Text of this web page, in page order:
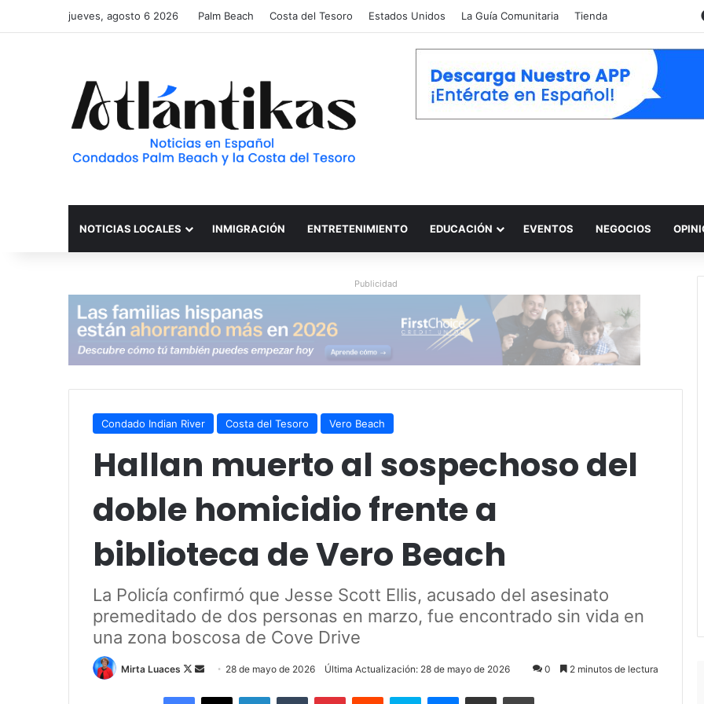
jueves, agosto 6 2026 Palm Beach Costa del Tesoro Estados Unidos La Guía Comunitaria Tienda
NOTICIAS LOCALES INMIGRACIÓN ENTRETENIMIENTO EDUCACIÓN EVENTOS NEGOCIOS
Publicidad
Condado Indian River Costa del Tesoro Vero Beach
Hallan muerto al sospechoso del
doble homicidio frente a
biblioteca de Vero Beach
La Policía confirmó que Jesse Scott Ellis, acusado del asesinato
premeditado de dos personas en marzo, fue encontrado sin vida en
una zona boscosa de Cove Drive
Mirta Luaces
F
28 de mayo de 2026 Última Actualización: 28 de mayo de 2026 0 2 minutos de lectura